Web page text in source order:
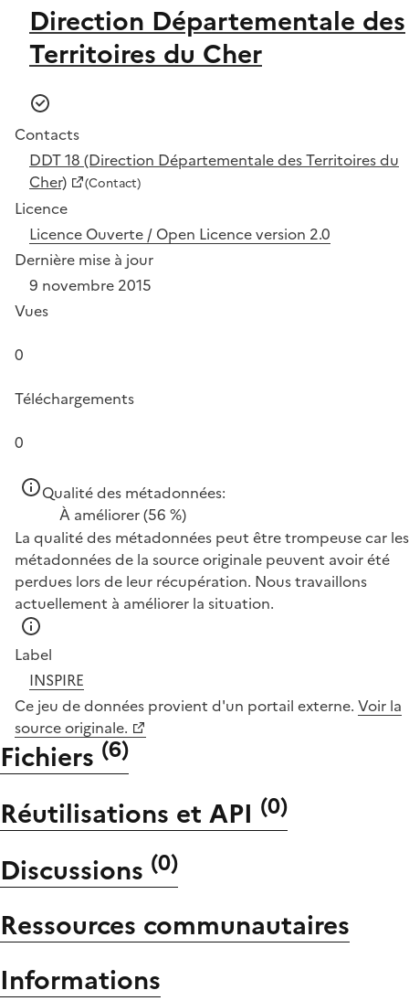
Direction Départementale des
Territoires du Cher
Contacts
DDT 18 (Direction Départementale des Territoires du
Cher)
(Contact)
Licence
Licence Ouverte / Open Licence version 2.0
Dernière mise à jour
9 novembre 2015
Vues
0
Téléchargements
0
Qualité des métadonnées:
À améliorer(56 %)
La qualité des métadonnées peut être trompeuse car les
métadonnées de la source originale peuvent avoir été
perdues lors de leur récupération. Nous travaillons
actuellement à améliorer la situation.
Label
INSPIRE
Ce jeu de données provient d'un portail externe. Voir la
source originale.
Fichiers (6)
Réutilisations et API (0)
Discussions (0)
Ressources communautaires
Informations